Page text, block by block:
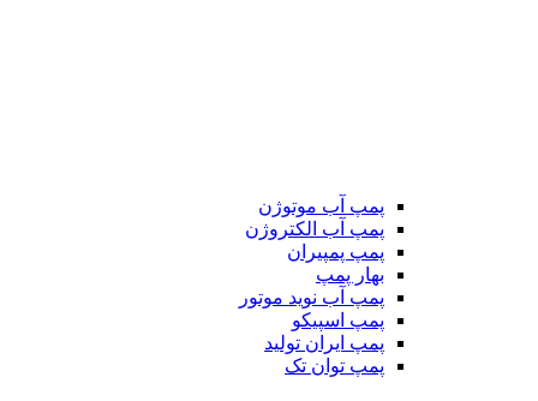
پمپ آب موتوژن
پمپ آب الکتروژن
پمپ پمپیران
بهار پمپ
پمپ آب نوید موتور
پمپ اسپیکو
پمپ ایران تولید
پمپ توان تک